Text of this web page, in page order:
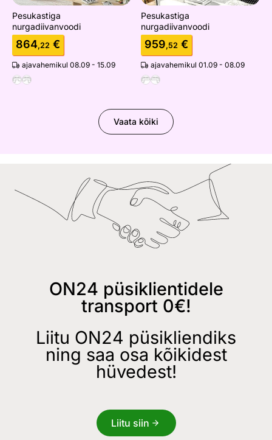
Pesukastiga
nurgadiivanvoodi
864,22 €
ajavahemikul 08.09 - 15.09
Pesukastiga
nurgadiivanvoodi
959,52 €
ajavahemikul 01.09 - 08.09
Vaata kõiki
ON24 püsiklientidele
transport 0€!
Liitu ON24 püsikliendiks
ning saa osa kõikidest
hüvedest!
Liitu siin